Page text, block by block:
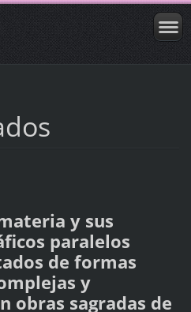
y sus
paralelos
de formas
y
obras sagradas de